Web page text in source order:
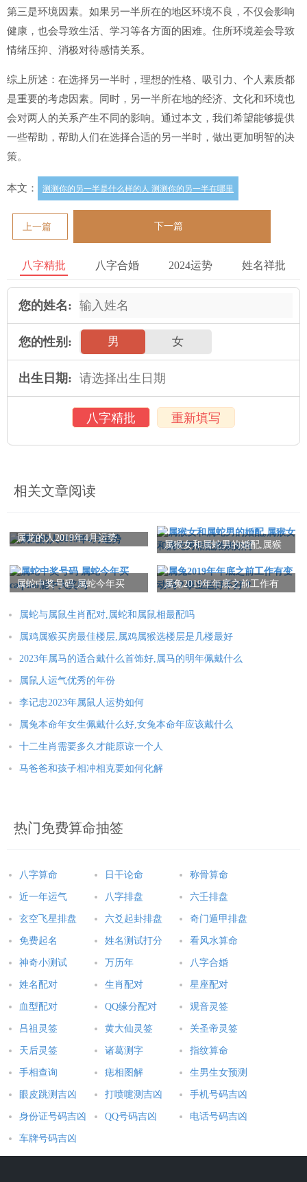
第三是环境因素。如果另一半所在的地区环境不良，不仅会影响
健康，也会导致生活、学习等各方面的困难。住所环境差会导致
情绪压抑、消极对待感情关系。
综上所述：在选择另一半时，理想的性格、吸引力、个人素质都
是重要的考虑因素。同时，另一半所在地的经济、文化和环境也
会对两人的关系产生不同的影响。通过本文，我们希望能够提供
一些帮助，帮助人们在选择合适的另一半时，做出更加明智的决
策。
本文： 测测你的另一半是什么样的人 测测你的另一半在哪里
上一篇 下一篇
八字精批 八字合婚 2024运势 姓名祥批
您的姓名:
您的性别: 男 女
出生日期:
八字精批 重新填写
相关文章阅读
属龙的人2019年4月运势
属猴女和属蛇男的婚配,属猴
属蛇中奖号码 属蛇今年买
属兔2019年年底之前工作有
属蛇与属鼠生肖配对,属蛇和属鼠相最配吗
属鸡属猴买房最佳楼层,属鸡属猴选楼层是几楼最好
2023年属马的适合戴什么首饰好,属马的明年佩戴什么
属鼠人运气优秀的年份
李记忠2023年属鼠人运势如何
属兔本命年女生佩戴什么好,女兔本命年应该戴什么
十二生肖需要多久才能原谅一个人
马爸爸和孩子相冲相克要如何化解
热门免费算命抽签
八字算命 日干论命 称骨算命
近一年运气 八字排盘 六壬排盘
玄空飞星排盘 六爻起卦排盘 奇门遁甲排盘
免费起名 姓名测试打分 看风水算命
神奇小测试 万历年 八字合婚
姓名配对 生肖配对 星座配对
血型配对 QQ缘分配对 观音灵签
吕祖灵签 黄大仙灵签 关圣帝灵签
天后灵签 诸葛测字 指纹算命
手相查询 痣相图解 生男生女预测
眼皮跳测吉凶 打喷嚏测吉凶 手机号码吉凶
身份证号码吉凶 QQ号码吉凶 电话号码吉凶
车牌号码吉凶